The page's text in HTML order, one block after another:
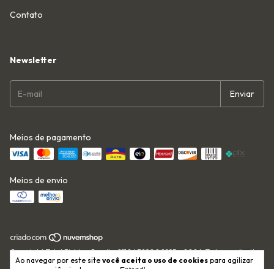
Ao navegar por este site você aceita o uso de cookies para agilizar
Contato
Newsletter
Meios de pagamento
Meios de envio
Copyright Total Fishing Brasil - 21104389000195 - 2026. Todos os direitos
reservados.